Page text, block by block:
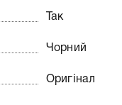
Так
Чорний
Оригінал